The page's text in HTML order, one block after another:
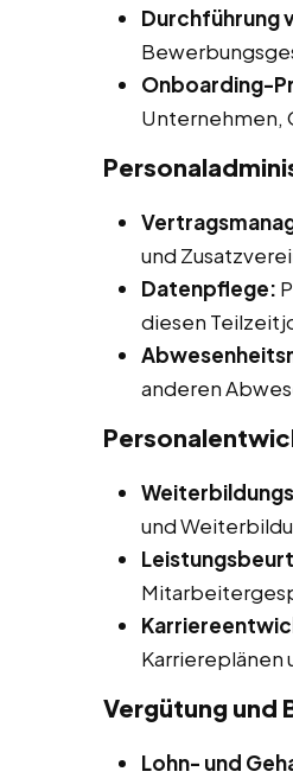
Durchführung
Onboarding-
Unternehmen,
und
Datenpflege:
diesen
anderen
und
Karriereplänen
Vergütung und
Lohn- und